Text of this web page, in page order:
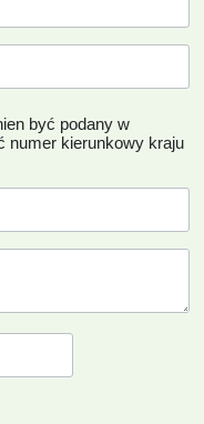
być podany w
numer kierunkowy kraju